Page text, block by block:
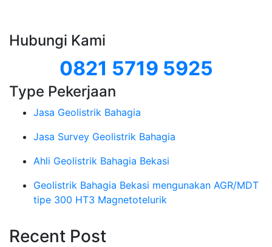
Hubungi Kami
0821 5719 5925
Type Pekerjaan
Jasa Geolistrik Bahagia
Jasa Survey Geolistrik Bahagia
Ahli Geolistrik Bahagia Bekasi
Geolistrik Bahagia Bekasi mengunakan AGR/MDT
tipe 300 HT3 Magnetotelurik
Recent Post